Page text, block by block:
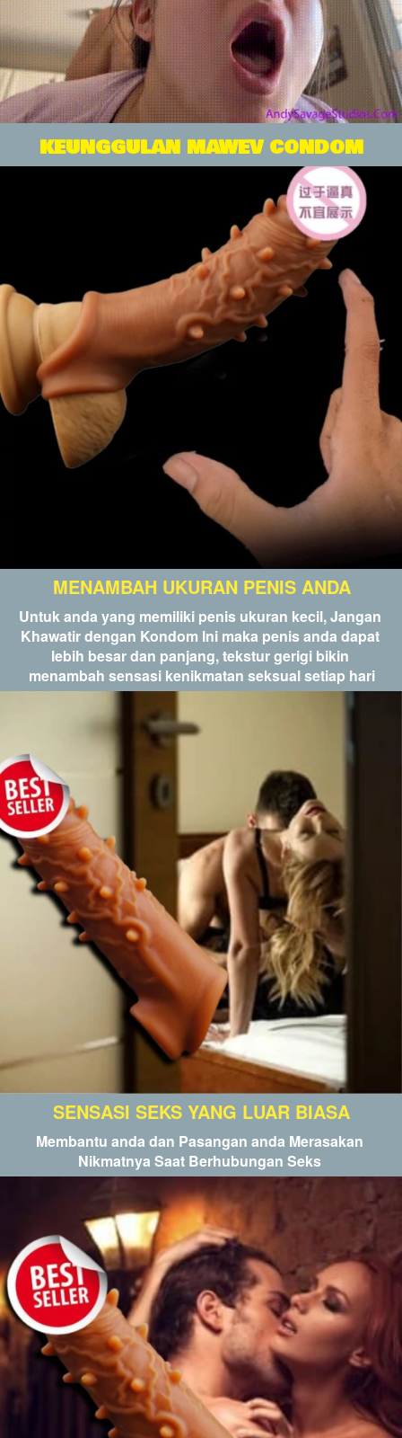
KEUNGGULAN MAWEV CONDOM
MENAMBAH UKURAN PENIS ANDA
Untuk anda yang memiliki penis ukuran kecil, Jangan
Khawatir dengan Kondom Ini maka penis anda dapat
lebih besar dan panjang, tekstur gerigi bikin
menambah sensasi kenikmatan seksual setiap hari
SENSASI SEKS YANG LUAR BIASA
Membantu anda dan Pasangan anda Merasakan
Nikmatnya Saat Berhubungan Seks